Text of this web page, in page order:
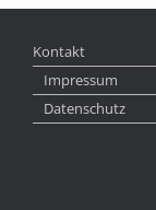
Kontakt
Impressum
Datenschutz